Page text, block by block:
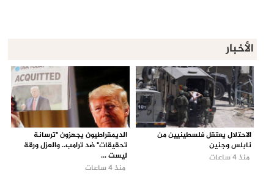
الأخبار
الاحتلال يعتقل فلسطينيين من
نابلس وجنين
منذ 4 ساعات
الديمقراطيون يجهزون "ترسانة
تحقيقات" ضد ترامب.. والعزل ورقة
ليست ...
منذ 4 ساعات